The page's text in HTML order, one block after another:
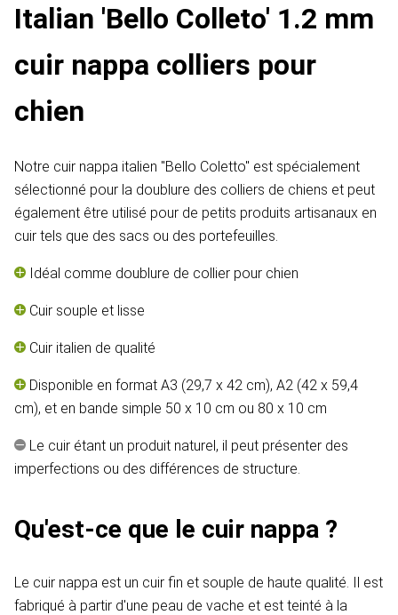
Italian 'Bello Colleto' 1.2 mm
cuir nappa colliers pour
chien
Notre cuir nappa italien "Bello Coletto" est spécialement
sélectionné pour la doublure des colliers de chiens et peut
également être utilisé pour de petits produits artisanaux en
cuir tels que des sacs ou des portefeuilles.
Idéal comme doublure de collier pour chien
Cuir souple et lisse
Cuir italien de qualité
Disponible en format A3 (29,7 x 42 cm), A2 (42 x 59,4
cm), et en bande simple 50 x 10 cm ou 80 x 10 cm
Le cuir étant un produit naturel, il peut présenter des
imperfections ou des différences de structure.
Qu'est-ce que le cuir nappa ?
Le cuir nappa est un cuir fin et souple de haute qualité. Il est
fabriqué à partir d'une peau de vache et est teinté à la